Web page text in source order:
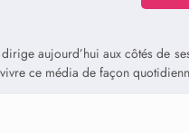
aujourd’hui aux côtés de
ce média de façon